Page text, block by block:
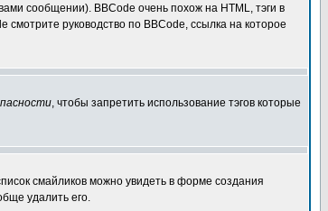
сообщении). BBCode очень похож на HTML, тэги в
руководство по BBCode, ссылка на которое
, чтобы запретить использование тэгов которые
смайликов можно увидеть в форме создания
удалить его.